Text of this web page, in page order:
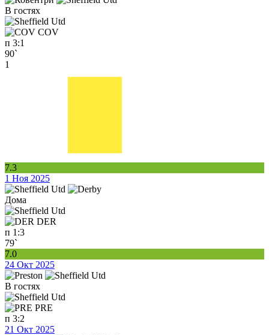
В гостях
COV
п 3:1
90`
1
7.3
1 Ноя 2025
Дома
DER
п 1:3
79`
7.0
24 Окт 2025
В гостях
PRE
п 3:2
21 Окт 2025